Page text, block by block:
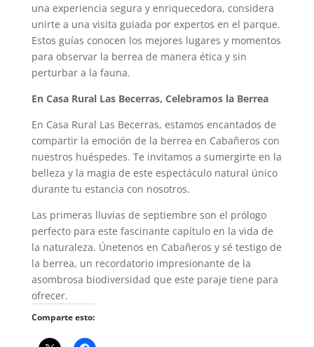
una experiencia segura y enriquecedora, considera
unirte a una visita guiada por expertos en el parque.
Estos guías conocen los mejores lugares y momentos
para observar la berrea de manera ética y sin
perturbar a la fauna.
En Casa Rural Las Becerras, Celebramos la Berrea
En Casa Rural Las Becerras, estamos encantados de
compartir la emoción de la berrea en Cabañeros con
nuestros huéspedes. Te invitamos a sumergirte en la
belleza y la magia de este espectáculo natural único
durante tu estancia con nosotros.
Las primeras lluvias de septiembre son el prólogo
perfecto para este fascinante capítulo en la vida de
la naturaleza. Únetenos en Cabañeros y sé testigo de
la berrea, un recordatorio impresionante de la
asombrosa biodiversidad que este paraje tiene para
ofrecer.
Comparte esto: